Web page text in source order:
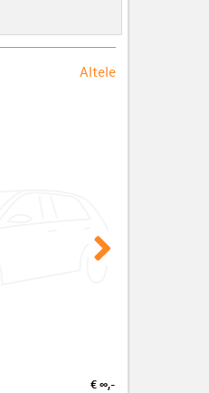
Altele
€ ∞,-